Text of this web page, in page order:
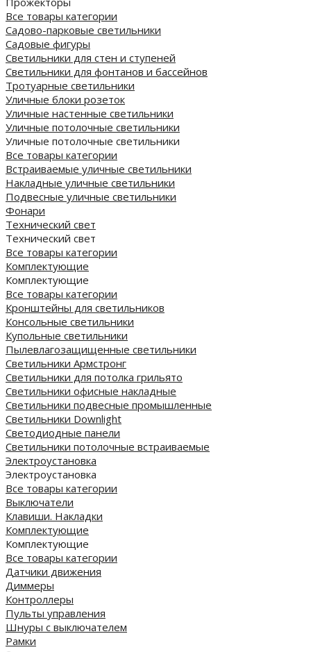
Все товары категории
Садово-парковые светильники
Садовые фигуры
Светильники для стен и ступеней
Светильники для фонтанов и бассейнов
Тротуарные светильники
Уличные блоки розеток
Уличные настенные светильники
Уличные потолочные светильники
Уличные потолочные светильники
Все товары категории
Встраиваемые уличные светильники
Накладные уличные светильники
Подвесные уличные светильники
Фонари
Технический свет
Технический свет
Все товары категории
Комплектующие
Комплектующие
Все товары категории
Кронштейны для светильников
Консольные светильники
Купольные светильники
Пылевлагозащищенные светильники
Светильники Армстронг
Светильники для потолка грильято
Светильники офисные накладные
Светильники подвесные промышленные
Светильники Downlight
Светодиодные панели
Cветильники потолочные встраиваемые
Электроустановка
Электроустановка
Все товары категории
Выключатели
Клавиши. Накладки
Комплектующие
Комплектующие
Все товары категории
Датчики движения
Диммеры
Контроллеры
Пульты управления
Шнуры с выключателем
Рамки